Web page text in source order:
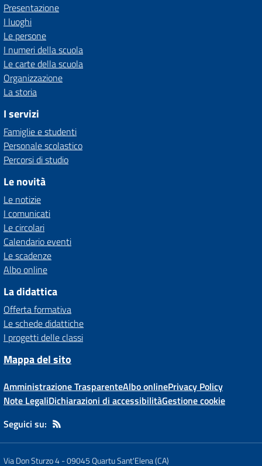
Presentazione
I luoghi
Le persone
I numeri della scuola
Le carte della scuola
Organizzazione
La storia
I servizi
Famiglie e studenti
Personale scolastico
Percorsi di studio
Le novità
Le notizie
I comunicati
Le circolari
Calendario eventi
Le scadenze
Albo online
La didattica
Offerta formativa
Le schede didattiche
I progetti delle classi
Mappa del sito
Amministrazione TrasparenteAlbo onlinePrivacy Policy
Note LegaliDichiarazioni di accessibilitàGestione cookie
Seguici su:
Via Don Sturzo 4-09045 Quartu Sant'Elena (CA)